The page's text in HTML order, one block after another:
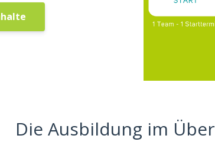
Die Ausbildung im